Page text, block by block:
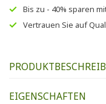
Bis zu - 40% sparen
Vertrauen Sie auf
EIGENSCHAFTEN